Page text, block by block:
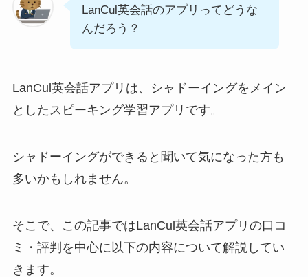
LanCul英会話のアプリってどうな
んだろう？
LanCul英会話アプリは、シャドーイングをメイン
としたスピーキング学習アプリです。
シャドーイングができると聞いて気になった方も
多いかもしれません。
そこで、この記事ではLanCul英会話アプリの口コ
ミ・評判を中心に以下の内容について解説してい
きます。